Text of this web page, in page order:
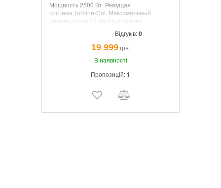
Мощность2500 Вт. Режущая
система Turbine-Cut. Максимальный
диаметр реза 45 мм. Пропускная
Відгуків:0
19 999грн.
В наявності
Пропозицій:1